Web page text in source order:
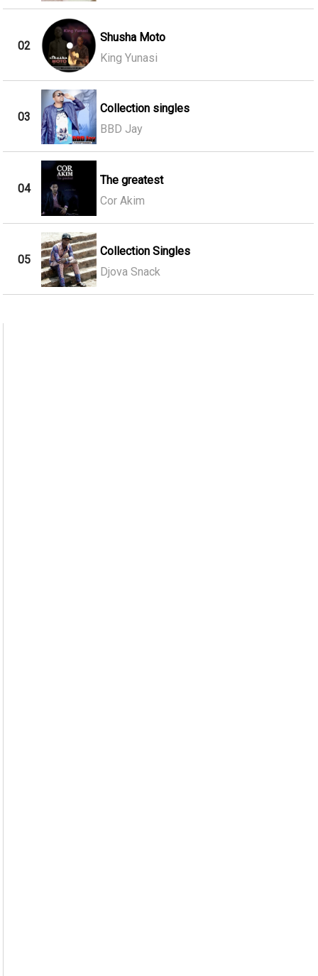
02
Shusha Moto
King Yunasi
03
Collection singles
BBD Jay
04
The greatest
Cor Akim
05
Collection Singles
Djova Snack